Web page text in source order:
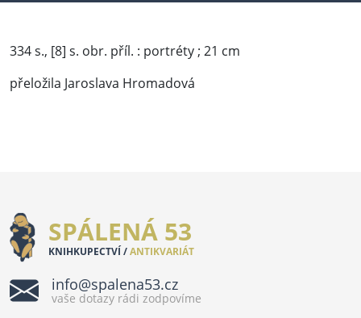
334 s., [8] s. obr. příl. : portréty ; 21 cm
přeložila Jaroslava Hromadová
SPÁLENÁ 53
KNIHKUPECTVÍ /ANTIKVARIÁT
info@spalena53.cz
vaše dotazy rádi zodpovíme